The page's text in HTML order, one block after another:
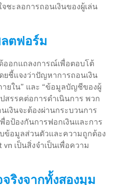
จชะลอการถอนเงินของผู้เล่น
ตฟอร์ม
ออกแถลงการณ์เพื่อตอบโต้
ยชี้แจงว่าปัญหาการถอนเงิน
ยใน” และ “ข้อมูลบัญชีของผู้
สรรคต่อการดำเนินการ พวก
เงินจะต้องผ่านกระบวนการ
อป้องกันการฟอกเงินและการ
ข้อมูลส่วนตัวและความถูกต้อง
เป็นสิ่งจำเป็นเพื่อความ
ริงจากทั้งสองมุม